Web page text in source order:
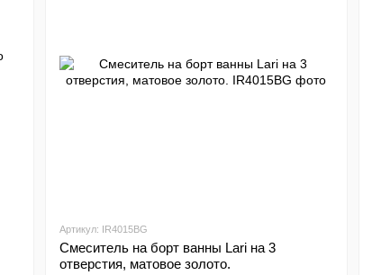
Артикул: IR4015BG
Смеситель на борт ванны Lari на 3
отверстия, матовое золото.